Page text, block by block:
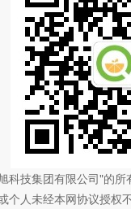
科技集团有限公司"的
个人未经本网协议授